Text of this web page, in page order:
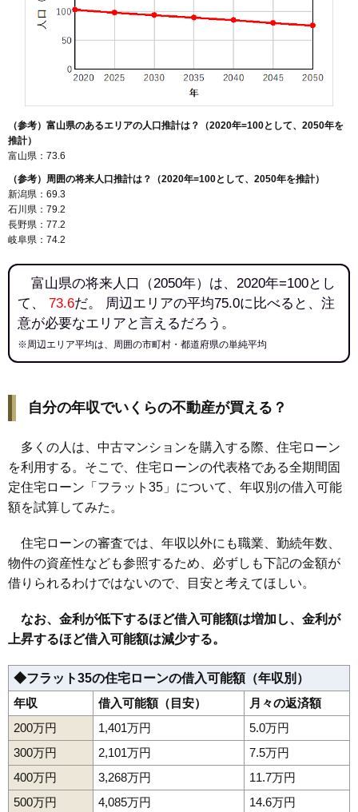
（参考）富山県のあるエリアの人口推計は？（2020年=100として、2050年を
推計）
富山県：73.6
（参考）周囲の将来人口推計は？（2020年=100として、2050年を推計）
新潟県：69.3
石川県：79.2
長野県：77.2
岐阜県：74.2
富山県の将来人口（2050年）は、2020年=100とし
て、 73.6だ。 周辺エリアの平均75.0に比べると、注
意が必要なエリアと言えるだろう。
※周辺エリア平均は、周囲の市町村・都道府県の単純平均
自分の年収でいくらの不動産が買える？
多くの人は、中古マンションを購入する際、住宅ローン
を利用する。そこで、住宅ローンの代表格である全期間固
定住宅ローン「フラット35」について、年収別の借入可能
額を試算してみた。
住宅ローンの審査では、年収以外にも職業、勤続年数、
物件の資産性なども参照するため、必ずしも下記の金額が
借りられるわけではないので、目安と考えてほしい。
なお、金利が低下するほど借入可能額は増加し、金利が
上昇するほど借入可能額は減少する。
◆フラット35の住宅ローンの借入可能額（年収別）
年収
借入可能額（目安）
月々の返済額
200万円
1,401万円
5.0万円
300万円
2,101万円
7.5万円
400万円
3,268万円
11.7万円
500万円
4,085万円 14.6万円